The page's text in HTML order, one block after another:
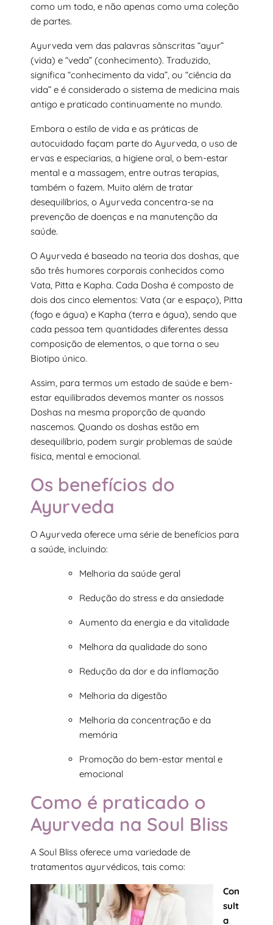
como um todo, e não apenas como uma coleção
de partes.
Ayurveda vem das palavras sânscritas “ayur”
(vida) e “veda” (conhecimento). Traduzido,
significa “conhecimento da vida”, ou “ciência da
vida” e é considerado o sistema de medicina mais
antigo e praticado continuamente no mundo.
Embora o estilo de vida e as práticas de
autocuidado façam parte do Ayurveda, o uso de
ervas e especiarias, a higiene oral, o bem-estar
mental e a massagem, entre outras terapias,
também o fazem. Muito além de tratar
desequilíbrios, o Ayurveda concentra-se na
prevenção de doenças e na manutenção da
saúde.
O Ayurveda é baseado na teoria dos doshas, que
são três humores corporais conhecidos como
Vata, Pitta e Kapha. Cada Dosha é composto de
dois dos cinco elementos: Vata (ar e espaço), Pitta
(fogo e água) e Kapha (terra e água), sendo que
cada pessoa tem quantidades diferentes dessa
composição de elementos, o que torna o seu
Biotipo único.
Assim, para termos um estado de saúde e bem-
estar equilibrados devemos manter os nossos
Doshas na mesma proporção de quando
nascemos. Quando os doshas estão em
desequilíbrio, podem surgir problemas de saúde
física, mental e emocional.
Os benefícios do
Ayurveda
O Ayurveda oferece uma série de benefícios para
a saúde, incluindo:
Melhoria da saúde geral
Redução do stress e da ansiedade
Aumento da energia e da vitalidade
Melhora da qualidade do sono
Redução da dor e da inflamação
Melhoria da digestão
Melhoria da concentração e da
memória
Promoção do bem-estar mental e
emocional
Como é praticado o
Ayurveda na Soul Bliss
A Soul Bliss oferece uma variedade de
tratamentos ayurvédicos, tais como:
Con
sult
a